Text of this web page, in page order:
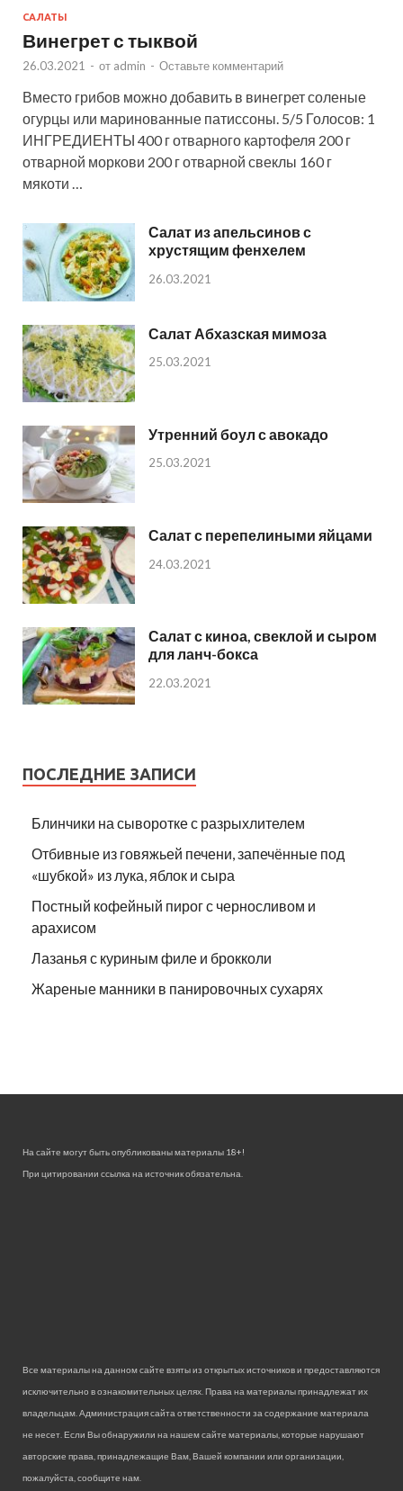
САЛАТЫ
Винегрет с тыквой
26.03.2021 - от admin - Оставьте комментарий
Вместо грибов можно добавить в винегрет соленые
огурцы или маринованные патиссоны. 5/5 Голосов: 1
ИНГРЕДИЕНТЫ 400 г отварного картофеля 200 г
отварной моркови 200 г отварной свеклы 160 г
мякоти …
Салат из апельсинов с
хрустящим фенхелем
26.03.2021
Салат Абхазская мимоза
25.03.2021
Утренний боул с авокадо
25.03.2021
Салат с перепелиными яйцами
24.03.2021
Салат с киноа, свеклой и сыром
для ланч-бокса
22.03.2021
ПОСЛЕДНИЕ ЗАПИСИ
Блинчики на сыворотке с разрыхлителем
Отбивные из говяжьей печени, запечённые под
«шубкой» из лука, яблок и сыра
Постный кофейный пирог с черносливом и
арахисом
Лазанья с куриным филе и брокколи
Жареные манники в панировочных сухарях
На сайте могут быть опубликованы материалы 18+!
При цитировании ссылка на источник обязательна.
Все материалы на данном сайте взяты из открытых источников и предоставляются
исключительно в ознакомительных целях. Права на материалы принадлежат их
владельцам. Администрация сайта ответственности за содержание материала
не несет. Если Вы обнаружили на нашем сайте материалы, которые нарушают
авторские права, принадлежащие Вам, Вашей компании или организации,
пожалуйста, сообщите нам.